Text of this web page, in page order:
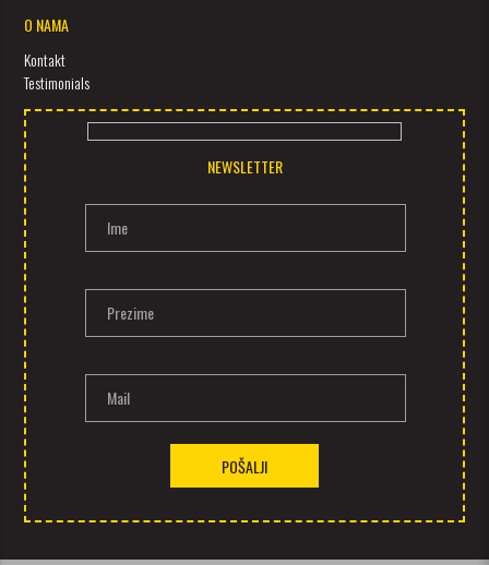
O NAMA
Kontakt
Testimonials
NEWSLETTER
Ime
Prezime
Mail